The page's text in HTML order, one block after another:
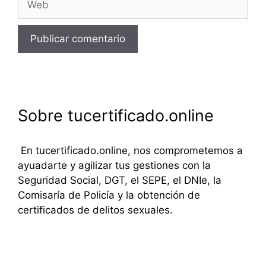
Sobre tucertificado.online
En tucertificado.online, nos comprometemos a
ayuadarte y agilizar tus gestiones con la
Seguridad Social, DGT, el SEPE, el DNIe, la
Comisaría de Policía y la obtención de
certificados de delitos sexuales.